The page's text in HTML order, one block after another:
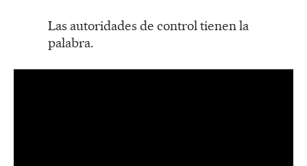
Las autoridades de control tienen la
palabra.